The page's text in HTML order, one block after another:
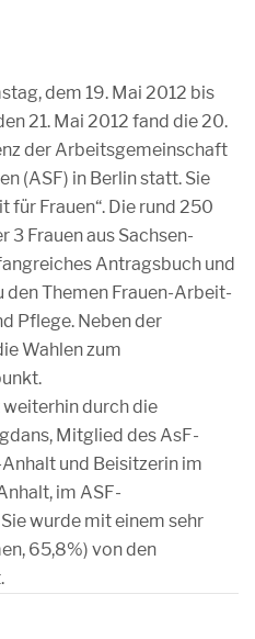
dem 19. Mai 2012 bis
21. Mai 2012 fand die 20.
der Arbeitsgemeinschaft
(ASF) in Berlin statt. Sie
für Frauen“. Die rund 250
3 Frauen aus Sachsen-
Antragsbuch und
den Themen Frauen-Arbeit-
Pflege. Neben der
Wahlen zum
durch die
Mitglied des AsF-
und Beisitzerin im
im ASF-
wurde mit einem sehr
65,8%) von den